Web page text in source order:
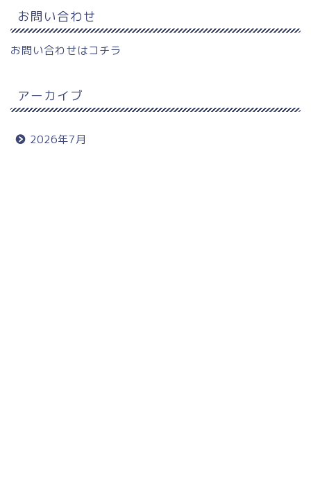
お問い合わせ
お問い合わせはコチラ
アーカイブ
2026年7月